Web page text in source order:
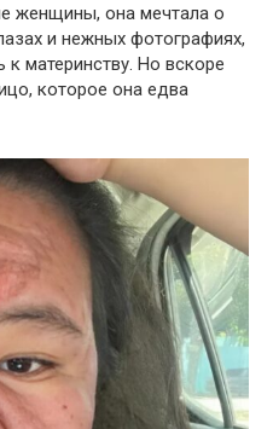
женщины, она мечтала о
и нежных фотографиях,
к материнству. Но вскоре
которое она едва